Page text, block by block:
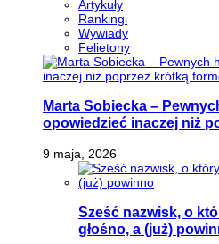
Artykuły
Rankingi
Wywiady
Felietony
Marta Sobiecka –
opowiedzieć inaczej niż
9 maja, 2026
Sześć nazwisk, o
głośno, a (już)